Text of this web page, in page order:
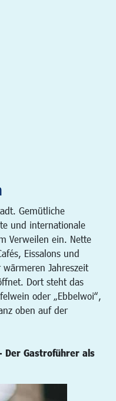
Gemütliche
und internationale
Verweilen ein. Nette
Eissalons und
Jahreszeit
Dort steht das
oder „Ebbelwoi“,
oben auf der
Der Gastroführer als